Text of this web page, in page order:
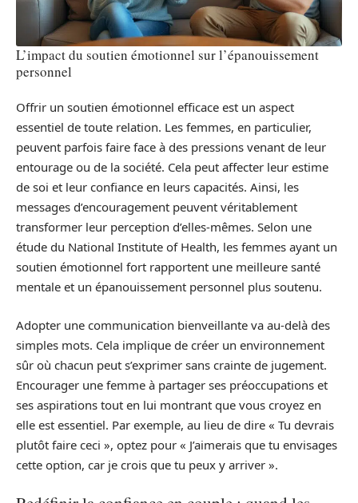
L’impact du soutien émotionnel sur l’épanouissement
personnel
Offrir un soutien émotionnel efficace est un aspect
essentiel de toute relation. Les femmes, en particulier,
peuvent parfois faire face à des pressions venant de leur
entourage ou de la société. Cela peut affecter leur estime
de soi et leur confiance en leurs capacités. Ainsi, les
messages d’encouragement peuvent véritablement
transformer leur perception d’elles-mêmes. Selon une
étude du National Institute of Health, les femmes ayant un
soutien émotionnel fort rapportent une meilleure santé
mentale et un épanouissement personnel plus soutenu.
Adopter une communication bienveillante va au-delà des
simples mots. Cela implique de créer un environnement
sûr où chacun peut s’exprimer sans crainte de jugement.
Encourager une femme à partager ses préoccupations et
ses aspirations tout en lui montrant que vous croyez en
elle est essentiel. Par exemple, au lieu de dire « Tu devrais
plutôt faire ceci », optez pour « J’aimerais que tu envisages
cette option, car je crois que tu peux y arriver ».